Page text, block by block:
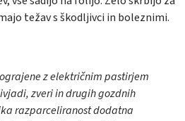
težav s škodljivci in boleznimi.
z električnim pastirjem
zveri in drugih gozdnih
razparceliranost dodatna